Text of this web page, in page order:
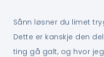
Sånn løsner du limet
Dette er kanskje den
ting gå galt, og hvor